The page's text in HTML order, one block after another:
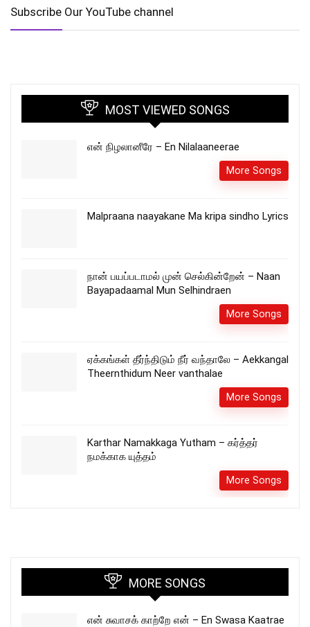
Subscribe Our YouTube channel
MOST VIEWED SONGS
என் நிழலானீரே – En Nilalaaneerae
More Songs
Malpraana naayakane Ma kripa sindho Lyrics
நான் பயப்படாமல் முன் செல்கின்றேன் – Naan
Bayapadaamal Mun Selhindraen
More Songs
ஏக்கங்கள் தீர்ந்திடும் நீர் வந்தாலே – Aekkangal
Theernthidum Neer vanthalae
More Songs
Karthar Namakkaga Yutham – கர்த்தர்
நமக்காக யுத்தம்
More Songs
MORE SONGS
என் சுவாசக் காற்றே என் – En Swasa Kaatrae